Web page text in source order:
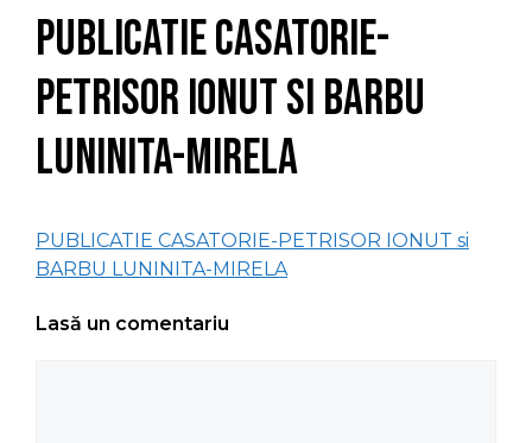
PUBLICATIE CASATORIE-
PETRISOR IONUT si BARBU
LUNINITA-MIRELA
PUBLICATIE CASATORIE-PETRISOR IONUT si
BARBU LUNINITA-MIRELA
Lasă un comentariu